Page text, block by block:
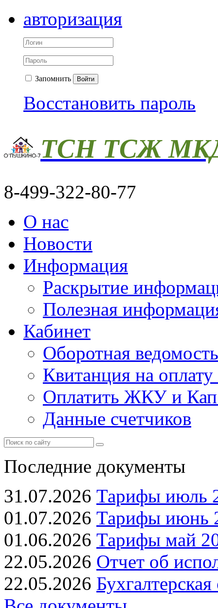
авторизация
Запомнить Войти
Восстановить пароль
ТСН ТСЖ
8-499-322-80-77
О нас
Новости
Информация
Раскрытие
Полезная
Кабинет
Оборотная ведомость
Квитанция на
Оплатить ЖКУ и
Данные счетчиков
Последние документы
31.07.2026 Тарифы июль
01.07.2026 Тарифы июнь
01.06.2026 Тарифы май
22.05.2026 Отчет об
22.05.2026